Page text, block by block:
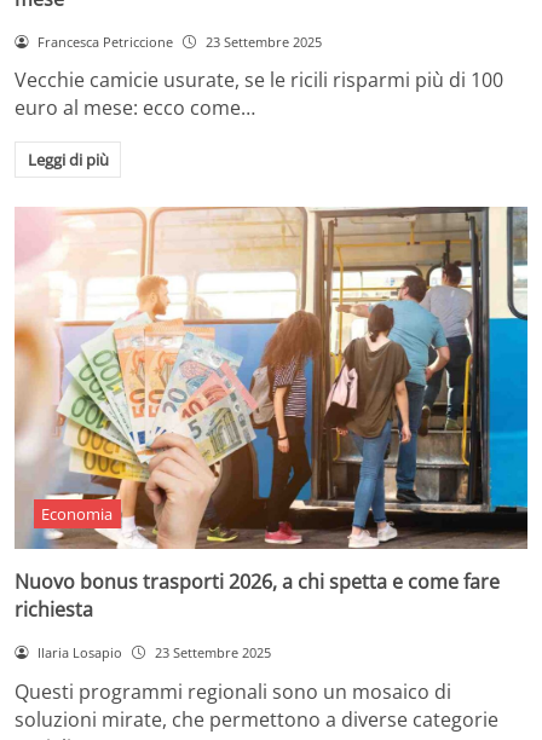
Francesca Petriccione 23 Settembre 2025
Vecchie camicie usurate, se le ricili risparmi più di 100
euro al mese: ecco come…
Leggi di più
Economia
Nuovo bonus trasporti 2026, a chi spetta e come fare
richiesta
Ilaria Losapio 23 Settembre 2025
Questi programmi regionali sono un mosaico di
soluzioni mirate, che permettono a diverse categorie